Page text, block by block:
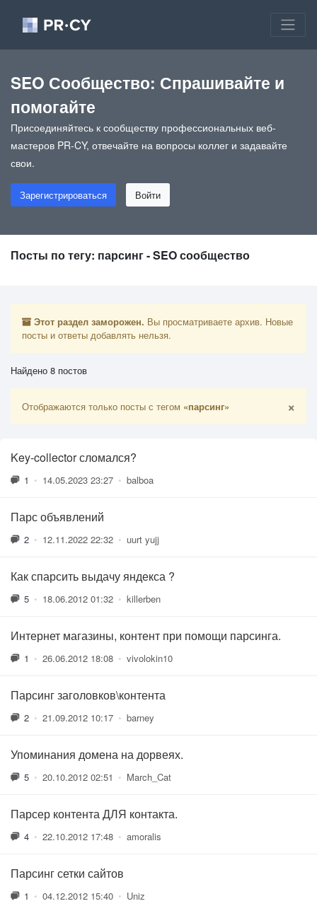
SEO Сообщество: Спрашивайте и
помогайте
Присоединяйтесь к сообществу профессиональных веб-
мастеров PR-CY, отвечайте на вопросы коллег и задавайте
свои.
Зарегистрироваться Войти
Посты по тегу: парсинг - SEO сообщество
Этот раздел заморожен. Вы просматриваете архив. Новые
посты и ответы добавлять нельзя.
Найдено 8 постов
Отображаются только посты с тегом «парсинг» ×
Key-collector сломался?
1 • 14.05.2023 23:27 • balboa
Парс объявлений
2 • 12.11.2022 22:32 • uurt yujj
Как спарсить выдачу яндекса ?
5 • 18.06.2012 01:32 • killerben
Интернет магазины, контент при помощи парсинга.
1 • 26.06.2012 18:08 • vivolokin10
Парсинг заголовков\контента
2 • 21.09.2012 10:17 • barney
Упоминания домена на дорвеях.
5 • 20.10.2012 02:51 • March_Cat
Парсер контента ДЛЯ контакта.
4 • 22.10.2012 17:48 • amoralis
Парсинг сетки сайтов
1 • 04.12.2012 15:40 • Uniz